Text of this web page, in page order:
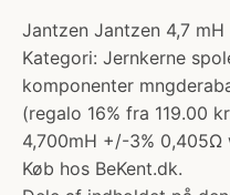
Jantzen Jantzen 4,7 mH
Kategori: Jernkerne
komponenter
(regalo 16% fra 119.00
4,700mH +/-3% 0,405Ω
Køb hos BeKent.dk.